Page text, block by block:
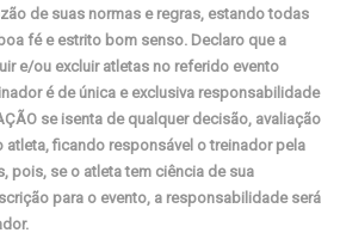
de suas normas e regras, estando todas
fé e estrito bom senso. Declaro que a
e/ou excluir atletas no referido evento
é de única e exclusiva responsabilidade
se isenta de qualquer decisão, avaliação
atleta, ficando responsável o treinador pela
pois, se o atleta tem ciência de sua
para o evento, a responsabilidade será